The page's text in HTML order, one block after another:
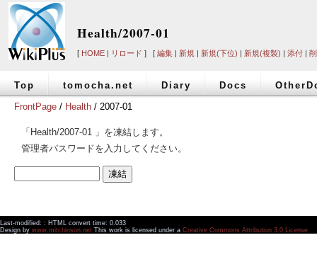
Health/2007-01
[ HOME | リロード ] [ 編集 | 新規 | 新規(下位) | 新規(複製) | 添付 |
Top tomocha.net Diary Docs
FrontPage / Health / 2007-01
「Health/2007-01 」を凍結します。
管理者パスワードを入力してください。
Last-modified: : HTML convert time: 0.033
Design by www.mitchinson.net This work is licensed under a Creative Commons Attribution 3.0 License